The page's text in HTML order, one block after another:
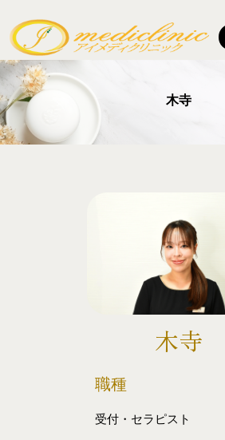
木寺
木寺
職種
受付・セラピスト